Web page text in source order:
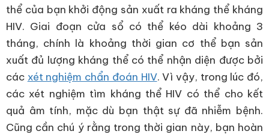
thể của bạn khởi động sản xuất ra kháng thể kháng
HIV. Giai đoạn cửa sổ có thể kéo dài khoảng 3
tháng, chính là khoảng thời gian cơ thể bạn sản
xuất đủ lượng kháng thể có thể nhận diện được bởi
các xét nghiệm chẩn đoán HIV. Vì vậy, trong lúc đó,
các xét nghiệm tìm kháng thể HIV có thể cho kết
quả âm tính, mặc dù bạn thật sự đã nhiễm bệnh.
Cũng cần chú ý rằng trong thời gian này, bạn hoàn